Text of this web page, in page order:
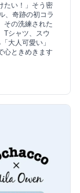
たい！」そう密
、奇跡の初コラ
その洗練された
Tシャツ、スウ
大人可愛い」
心ときめきます